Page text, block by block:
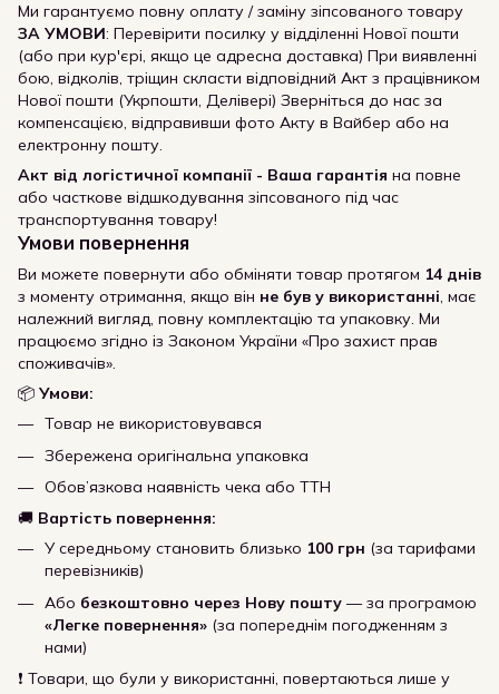
Ми гарантуємо повну оплату / заміну зіпсованого товару
ЗА УМОВИ: Перевірити посилку у відділенні Нової пошти
(або при кур'єрі, якщо це адресна доставка) При виявленні
бою, відколів, тріщин скласти відповідний Акт з працівником
Нової пошти (Укрпошти, Делівері) Зверніться до нас за
компенсацією, відправивши фото Акту в Вайбер або на
електронну пошту.
Акт від логістичної компанії - Ваша гарантія на повне
або часткове відшкодування зіпсованого під час
транспортування товару!
Умови повернення
Ви можете повернути або обміняти товар протягом 14 днів
з моменту отримання, якщо він не був у використанні, має
належний вигляд, повну комплектацію та упаковку. Ми
працюємо згідно із Законом України «Про захист прав
споживачів».
📦 Умови:
Товар не використовувався
Збережена оригінальна упаковка
Обов’язкова наявність чека або ТТН
🚚 Вартість повернення:
У середньому становить близько 100 грн (за тарифами
перевізників)
Або безкоштовно через Нову пошту — за програмою
«Легке повернення» (за попереднім погодженням з
нами)
❗ Товари, що були у використанні, повертаються лише у